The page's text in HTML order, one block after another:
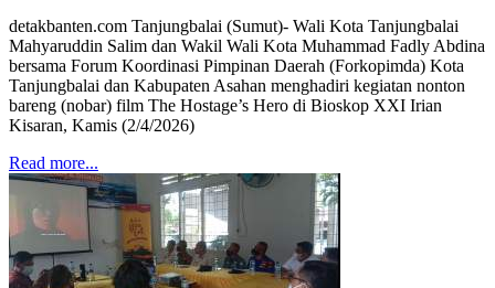
detakbanten.com Tanjungbalai (Sumut)- Wali Kota Tanjungbalai
Mahyaruddin Salim dan Wakil Wali Kota Muhammad Fadly Abdina
bersama Forum Koordinasi Pimpinan Daerah (Forkopimda) Kota
Tanjungbalai dan Kabupaten Asahan menghadiri kegiatan nonton
bareng (nobar) film The Hostage’s Hero di Bioskop XXI Irian
Kisaran, Kamis (2/4/2026)
Read more...